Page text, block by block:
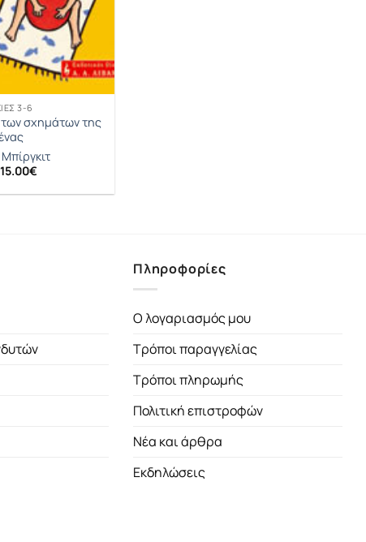
3-6
των σχημάτων της
15.00€
Πληροφορίες
Ο λογαριασμός μου
Τρόποι παραγγελίας
Τρόποι πληρωμής
Πολιτική επιστροφών
Νέα και άρθρα
Εκδηλώσεις